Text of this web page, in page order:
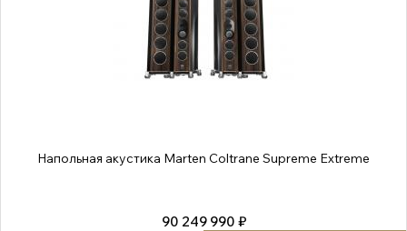
Напольная акустика Marten Coltrane Supreme Extreme
90 249 990 ₽